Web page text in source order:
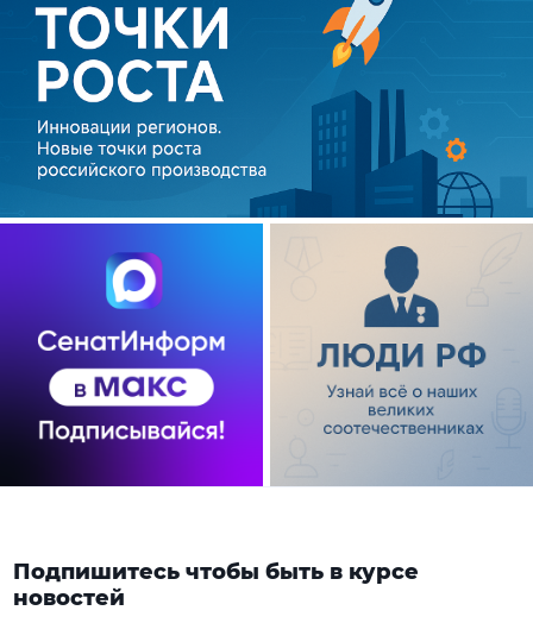
Подпишитесь чтобы быть в курсе
новостей